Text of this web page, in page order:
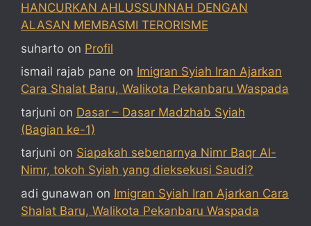
HANCURKAN AHLUSSUNNAH DENGAN
ALASAN MEMBASMI TERORISME
suharto on Profil
ismail rajab pane on Imigran Syiah Iran Ajarkan
Cara Shalat Baru, Walikota Pekanbaru Waspada
tarjuni on Dasar – Dasar Madzhab Syiah
(Bagian ke-1)
tarjuni on Siapakah sebenarnya Nimr Baqr Al-
Nimr, tokoh Syiah yang dieksekusi Saudi?
adi gunawan on Imigran Syiah Iran Ajarkan Cara
Shalat Baru, Walikota Pekanbaru Waspada